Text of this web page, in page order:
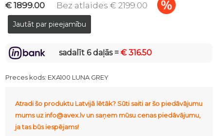
€ 1899.00 Bez atlaides € 2199.00
sadalīt 6 daļās =€ 316.50
Preces kods: EXA100 LUNA GREY
Atradi šo produktu Latvijā lētāk? Sūti saiti ar šo piedāvājumu
mums uz info@avex.lv un saņem mūsu cenas piedāvājumu,
ja tas būs iespējams!